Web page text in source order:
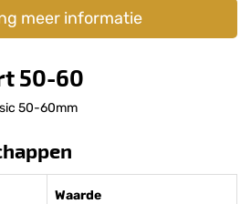
meer informatie
50-60
50-60mm
Waarde